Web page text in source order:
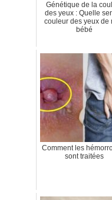
Génétique de la
des yeux : Quelle
couleur des yeux de
bébé
Comment les
sont traitées